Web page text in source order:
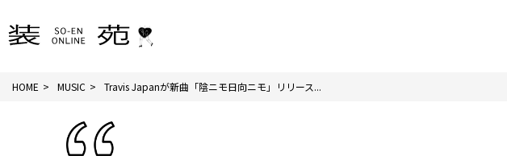
HOME MUSIC Travis Japanが新曲「陰ニモ日向ニモ」リリース...